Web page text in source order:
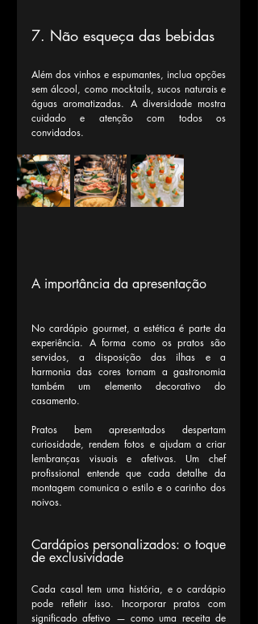
7. Não esqueça das bebidas
Além dos vinhos e espumantes, inclua opções
sem álcool, como mocktails, sucos naturais e
águas aromatizadas. A diversidade mostra
cuidado e atenção com todos os
convidados.
A importância da apresentação
No cardápio gourmet, a estética é parte da
experiência. A forma como os pratos são
servidos, a disposição das ilhas e a
harmonia das cores tornam a gastronomia
também um elemento decorativo do
casamento.
Pratos bem apresentados despertam
curiosidade, rendem fotos e ajudam a criar
lembranças visuais e afetivas. Um chef
profissional entende que cada detalhe da
montagem comunica o estilo e o carinho dos
noivos.
Cardápios personalizados: o toque
de exclusividade
Cada casal tem uma história, e o cardápio
pode refletir isso. Incorporar pratos com
significado afetivo — como uma receita de